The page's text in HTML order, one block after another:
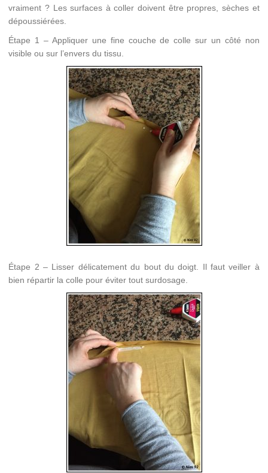
vraiment ? Les surfaces à coller doivent être propres, sèches et
dépoussiérées.
Étape 1 – Appliquer une fine couche de colle sur un côté non
visible ou sur l’envers du tissu.
Étape 2 – Lisser délicatement du bout du doigt. Il faut veiller à
bien répartir la colle pour éviter tout surdosage.